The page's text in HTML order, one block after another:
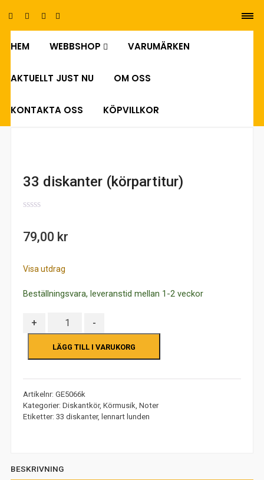
HEM WEBBSHOP VARUMÄRKEN
AKTUELLT JUST NU OM OSS
KONTAKTA OSS KÖPVILLKOR
33 diskanter (körpartitur)
of
79,00 kr
Visa utdrag
Beställningsvara, leveranstid mellan 1-2 veckor
+ Antal -
LÄGG TILL I VARUKORG
Artikelnr: GE5066k
Kategorier: Diskantkör, Körmusik, Noter
Etiketter: 33 diskanter, lennart lunden
BESKRIVNING